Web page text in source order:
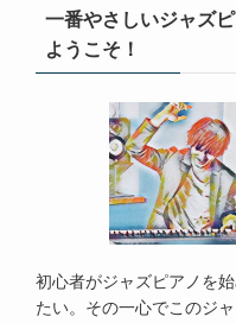
一番やさしいジャズ
ようこそ！
初心者がジャズピアノを
たい。その一心でこのジ